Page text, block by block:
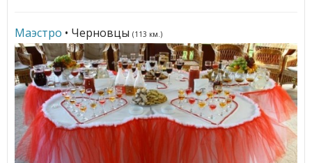
Маэстро • Черновцы (113 км.)